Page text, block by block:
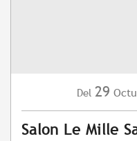
Del 29
Salon Le Mille